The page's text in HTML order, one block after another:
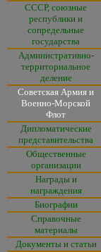
СССР, союзные
республики и
сопредельные
государства
Административно-
территориальное
деление
Советская Армия и
Военно-Морской
Флот
Дипломатические
представительства
Общественные
организации
Награды и
награждения
Биографии
Справочные
материалы
Документы и статьи